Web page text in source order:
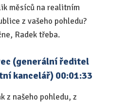
měsíců na realitním
z vašeho pohledu?
Radek třeba.
(generální ředitel
kancelář) 00:01:33
z našeho pohledu, z